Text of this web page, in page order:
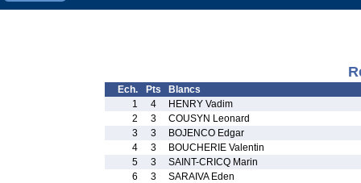
Ech. Pts
Blancs
1
4
HENRY Vadim
2
3
COUSYN Leonard
3
3
BOJENCO Edgar
4
3
BOUCHERIE Valentin
5
3
SAINT-CRICQ Marin
6
3
SARAIVA Eden